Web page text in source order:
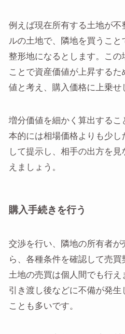
例えば現在所有する土地が不
ルの土地で、隣地を買うこ
整形地になるとします。この
ことで資産価値が上昇するた
値と考え、購入価格に上乗せ
増分価値を細かく算出するこ
本的には相場価格よりも少し
して提示し、相手の出方を
えましょう。
購入手続きを行う
交渉を行い、隣地の所有者が
ら、各種条件を確認して売買
土地の売買は個人間でも行え
引き渡し後などに不備が発生
ことも多いです。